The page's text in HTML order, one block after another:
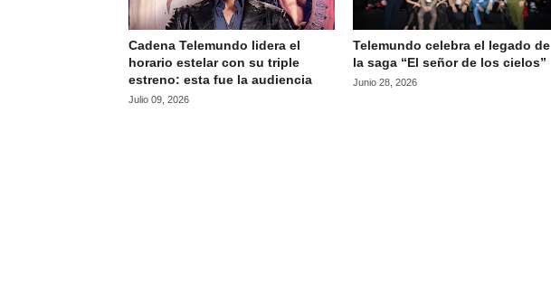
Cadena Telemundo lidera el
horario estelar con su triple
estreno: esta fue la audiencia
Julio 09, 2026
Telemundo celebra el legado de
la saga “El señor de los cielos”
Junio 28, 2026